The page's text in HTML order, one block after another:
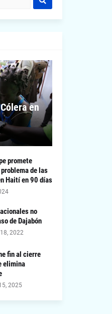
en
promete
de las
Haití en 90 días
no
de Dajabón
2022
fin al cierre
elimina
2025